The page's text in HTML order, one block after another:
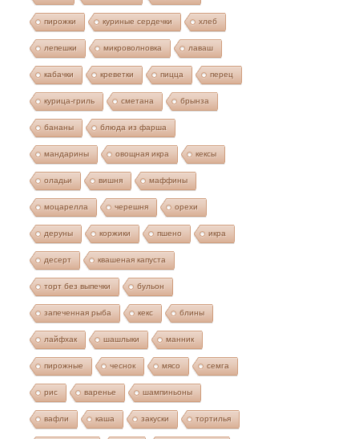
пирожки куриные сердечки хлеб
лепешки микроволновка лаваш
кабачки креветки пицца перец
курица-гриль сметана брынза
бананы блюда из фарша
мандарины овощная икра кексы
оладьи вишня маффины
моцарелла черешня орехи
деруны коржики пшено икра
десерт квашеная капуста
торт без выпечки бульон
запеченная рыба кекс блины
лайфхак шашлыки манник
пирожные чеснок мясо семга
рис варенье шампиньоны
вафли каша закуски тортилья